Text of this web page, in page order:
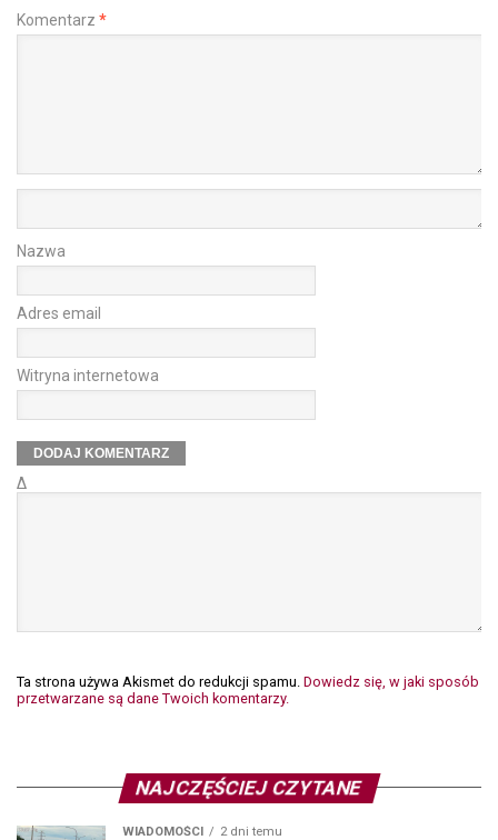
Komentarz *
Nazwa
Adres email
Witryna internetowa
Δ
Ta strona używa Akismet do redukcji spamu. Dowiedz się, w jaki sposób
przetwarzane są dane Twoich komentarzy.
NAJCZĘŚCIEJ CZYTANE
WIADOMOŚCI 2 dni temu